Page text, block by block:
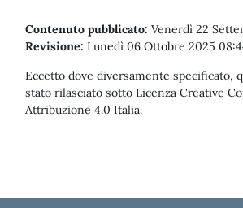
Contenuto pubblicato: Venerdì 22
Revisione: Lunedì 06 Ottobre 2025
Eccetto dove diversamente specificato,
stato rilasciato sotto Licenza Creative
Attribuzione 4.0 Italia.